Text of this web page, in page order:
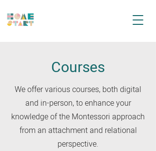
Courses
We offer various courses, both digital
and in-person, to enhance your
knowledge of the Montessori approach
from an attachment and relational
perspective.